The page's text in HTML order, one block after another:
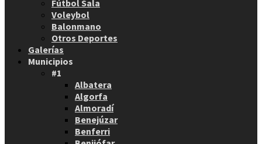
Fútbol Sala
Voleybol
Balonmano
Otros Deportes
Galerías
Municipios
#1
Albatera
Algorfa
Almoradí
Benejúzar
Benferri